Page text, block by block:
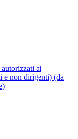
ai
e non dirigenti) (da